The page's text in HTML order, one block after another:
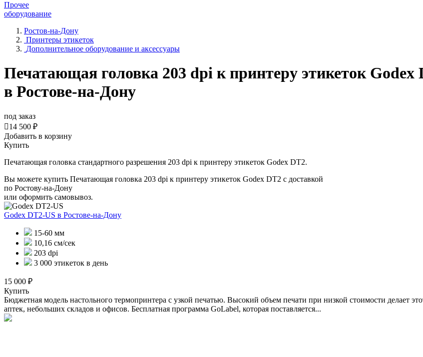
Прочее
оборудование
Ростов-на-Дону
Принтеры этикеток
Дополнительное оборудование и аксессуары
Печатающая головка 203 dpi к принтеру этикеток Godex
в Ростове-на-Дону
под заказ
14 500 ₽
Добавить в корзину
Купить
Печатающая головка стандартного разрешения 203 dpi к принтеру этикеток Godex DT2.
Вы можете купить Печатающая головка 203 dpi к принтеру этикеток Godex DT2 с доставкой
по Ростову-на-Дону
или оформить самовывоз.
Godex DT2-US в Ростове-на-Дону
15-60 мм
10,16 см/сек
203 dpi
3 000 этикеток в день
15 000 ₽
Купить
Бюджетная модель настольного термопринтера с узкой печатью. Высокий объем печати при низкой стоимости делает
аптек, небольших складов и офисов. Бесплатная программа GoLabel, которая поставляется...